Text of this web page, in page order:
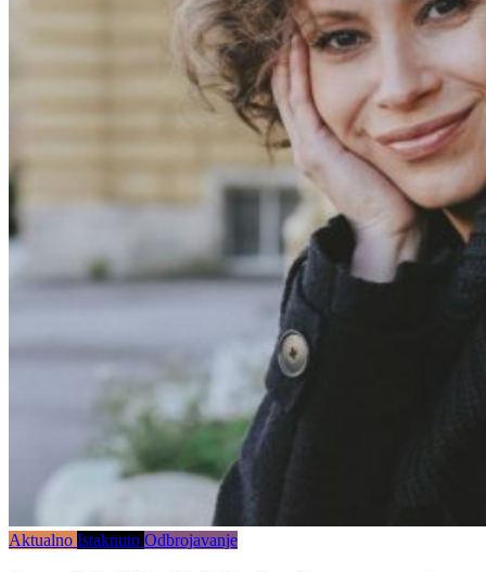
Aktualno Istaknuto Odbrojavanje